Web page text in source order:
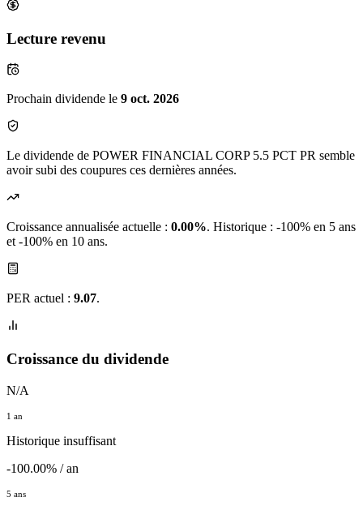
Lecture revenu
Prochain dividende le 9 oct. 2026
Le dividende de POWER FINANCIAL CORP 5.5 PCT PR semble
avoir subi des coupures ces dernières années.
Croissance annualisée actuelle : 0.00%. Historique : -100% en 5 ans
et -100% en 10 ans.
PER actuel : 9.07.
Croissance du dividende
N/A
1 an
Historique insuffisant
-100.00% / an
5 ans